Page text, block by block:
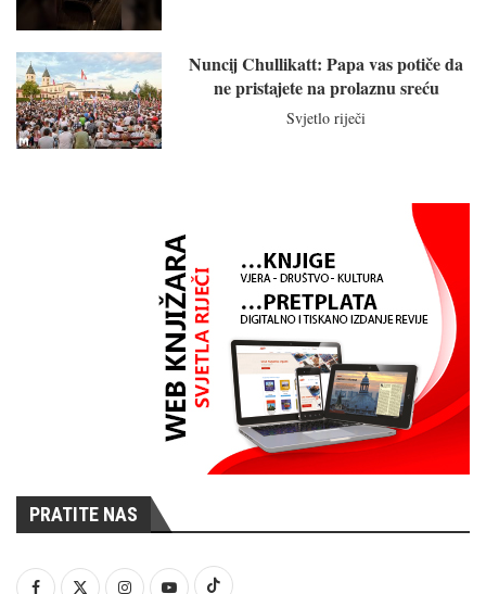
Nuncij Chullikatt: Papa vas potiče da
ne pristajete na prolaznu sreću
Svjetlo riječi
PRATITE NAS